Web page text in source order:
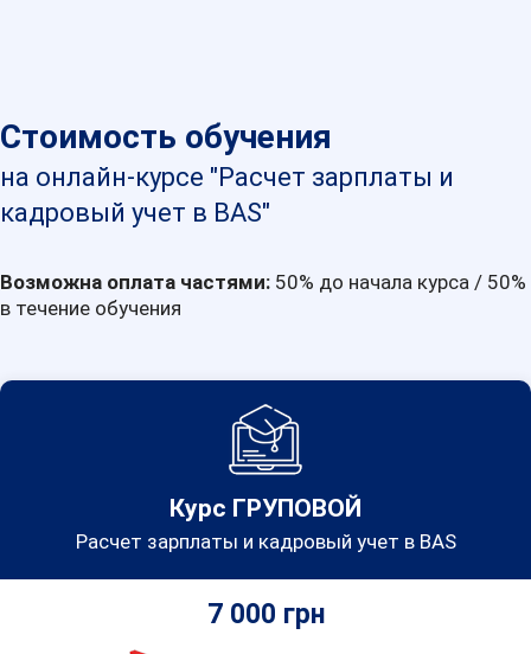
Стоимость обучения
на онлайн-курсе "Расчет зарплаты и
кадровый учет в BAS"
Возможна оплата частями: 50% до начала курса / 50%
в течение обучения
Курс ГРУПОВОЙ
Расчет зарплаты и кадровый учет в BAS
7 000 грн